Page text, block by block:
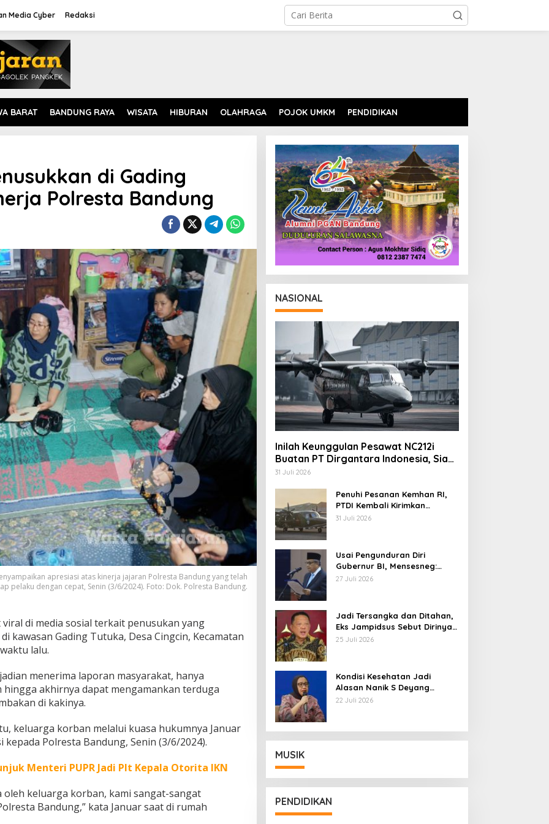
Media Cyber Redaksi
BARAT BANDUNG RAYA WISATA HIBURAN OLAHRAGA POJOK UMKM PENDIDIKAN
di Gading
Polresta Bandung
apresiasi atas kinerja jajaran Polresta Bandung yang telah
pelaku dengan cepat, Senin (3/6/2024). Foto: Dok. Polresta Bandung.
viral di media sosial terkait penusukan yang
kawasan Gading Tutuka, Desa Cingcin, Kecamatan
lalu.
menerima laporan masyarakat, hanya
akhirnya dapat mengamankan terduga
di kakinya.
keluarga korban melalui kuasa hukumnya Januar
Polresta Bandung, Senin (3/6/2024).
Menteri PUPR Jadi Plt Kepala Otorita IKN
oleh keluarga korban, kami sangat-sangat
Bandung,” kata Januar saat di rumah
NASIONAL
Inilah Keunggulan Pesawat NC212i
Buatan PT Dirgantara Indonesia, Siap
Dukung Berbagai Operasi TNI
31 Juli 2026
Penuhi Pesanan Kemhan RI,
PTDI Kembali Kirimkan
Pesawat NC212i ke Pangkalan
31 Juli 2026
Usai Pengunduran Diri
Gubernur BI, Mensesneg:
Segera Terbit Keppres
27 Juli 2026
Jadi Tersangka dan Ditahan,
Eks Jampidsus Sebut Dirinya
Korban Kriminalisasi
25 Juli 2026
Kondisi Kesehatan Jadi
Alasan Nanik S Deyang
Mundur dari BGN, Prabowo
22 Juli 2026
MUSIK
PENDIDIKAN